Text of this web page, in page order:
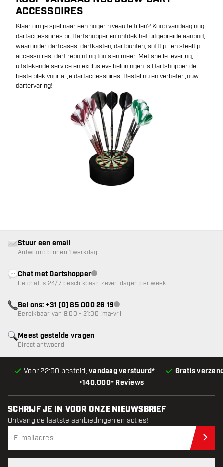
ACCESSOIRES
Klaar om je spel naar een hoger niveau te tillen? Koop vandaag nog
dartaccessoires bij Dartshopper en ontdek het uitgebreide aanbod,
waaronder dartcases, dartkasten, dartpunten, softtip- en steeltip-
accessoires, dart repointing tools en meer. Met snelle levering,
uitstekende service en exclusieve beloningen is Dartshopper de
beste plek voor al je dartaccessoires. Bestel nu en verbeter jouw
dartervaring!
•140.000+ Reviews
Voor 22:00 besteld,vandaag verstuurd* Gratis
Meest gestelde vragen
Direct antwoord
Stuur een email
Antwoord binnen 1 werkdag
Chat met Dartshopperklantenservice niet beschikbaar
De chat is 24/7 beschikbaar, zeven dagen per week
Bel ons: +31 (0) 85 000 26 19klantenservice niet beschikbaar
Bereikbaar van 8:00 - 21:00 (ma-vr)
SCHRIJF JE IN VOOR ONZE NIEUWSBRIEF
Ontvang de laatste aanbiedingen en acties!